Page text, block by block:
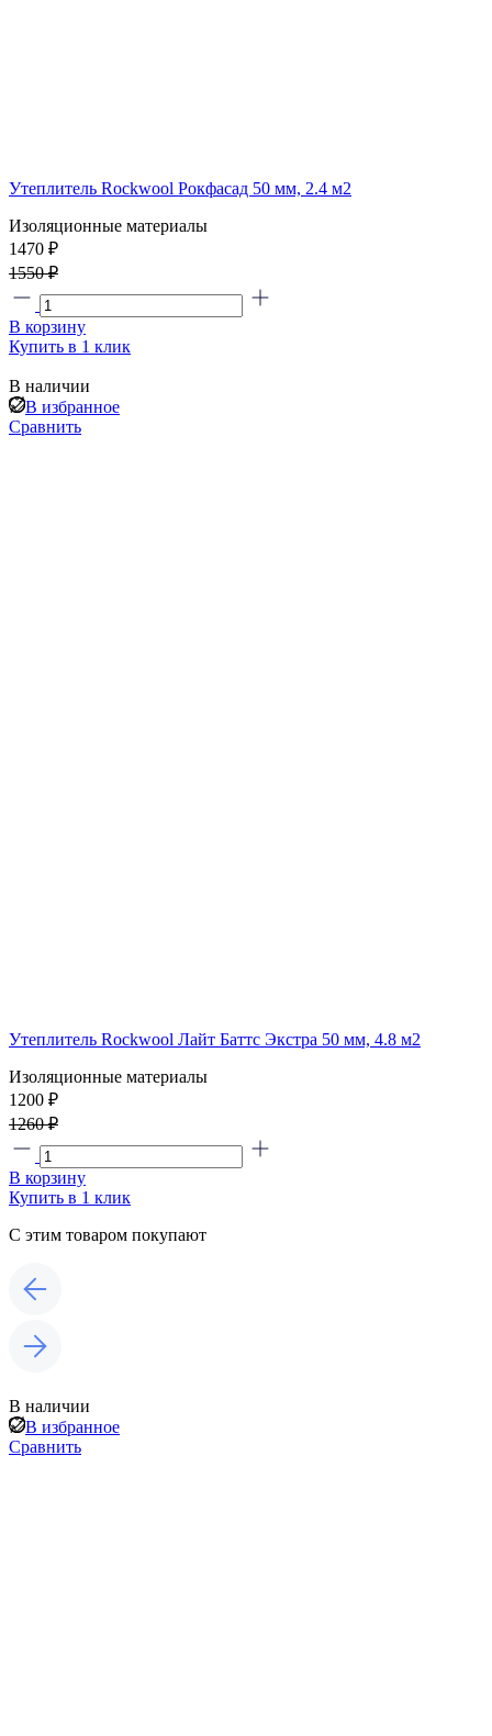
Утеплитель Rockwool Рокфасад 50 мм, 2.4 м2
Изоляционные материалы
1470 ₽
1550 ₽
В корзину
Купить в 1 клик
В наличии
В избранное
Сравнить
Утеплитель Rockwool Лайт Баттс Экстра 50 мм, 4.8 м2
Изоляционные материалы
1200 ₽
1260 ₽
В корзину
Купить в 1 клик
С этим товаром покупают
В наличии
В избранное
Сравнить